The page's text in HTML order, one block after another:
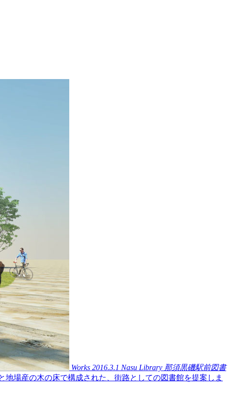
Works 2016.3.1 Nasu Library 那須黒磯駅前図書
場産の木の床で構成された、街路としての図書館を提案しま